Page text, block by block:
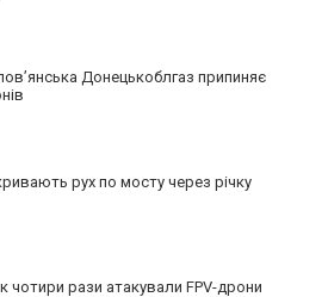
Донецькоблгаз припиняє
рух по мосту через річку
чотири рази атакували FPV-дрони